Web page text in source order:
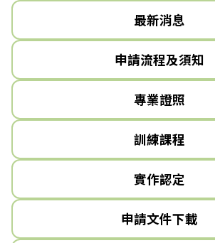
最新消息
申請流程及須知
專業證照
訓練課程
實作認定
申請文件下載